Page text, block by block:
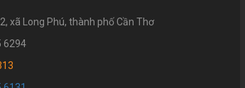
xã Long Phú, thành phố Cần Thơ
6294